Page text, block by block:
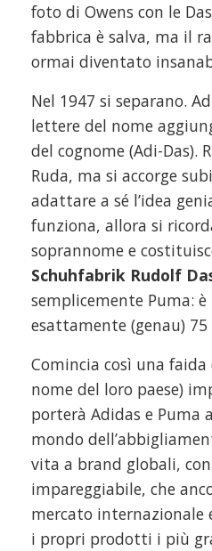
foto di Owens con le
fabbrica è salva, ma il
ormai diventato
Nel 1947 si separano.
lettere del nome
del cognome (Adi-Das).
Ruda, ma si accorge
adattare a sé l’idea
funziona, allora si
soprannome e
Schuhfabrik Rudolf
semplicemente Puma:
esattamente (genau)
Comincia così una faida
nome del loro paese)
porterà Adidas e Puma
mondo
vita a brand globali,
impareggiabile, che
mercato internazionale
i propri prodotti i più